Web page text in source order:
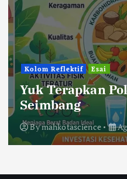
Kolom Reflektif Esai
Yuk Terapkan
Seimbang
Bymahkotascience